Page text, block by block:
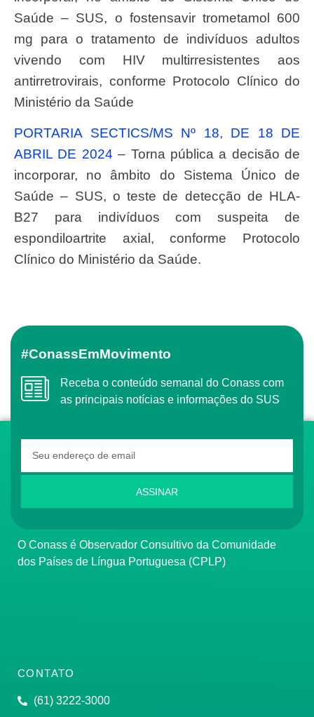
Saúde – SUS, o fostensavir trometamol 600
mg para o tratamento de indivíduos adultos
vivendo com HIV multirresistentes aos
antirretrovirais, conforme Protocolo Clínico do
Ministério da Saúde
PORTARIA SECTICS/MS Nº 18, DE 18 DE
ABRIL DE 2024 – Torna pública a decisão de
incorporar, no âmbito do Sistema Único de
Saúde – SUS, o teste de detecção de HLA-
B27 para indivíduos com suspeita de
espondiloartrite axial, conforme Protocolo
Clínico do Ministério da Saúde.
#ConassEmMovimento
Receba o conteúdo semanal do Conass com
as principais notícias e informações do SUS
ASSINAR
O Conass é Observador Consultivo da Comunidade
dos Países de Língua Portuguesa (CPLP)
CONTATO
(61) 3222-3000